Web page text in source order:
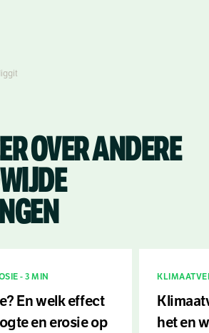
OVER ANDERE
- 3 MIN
En welk effect
en erosie op
het en